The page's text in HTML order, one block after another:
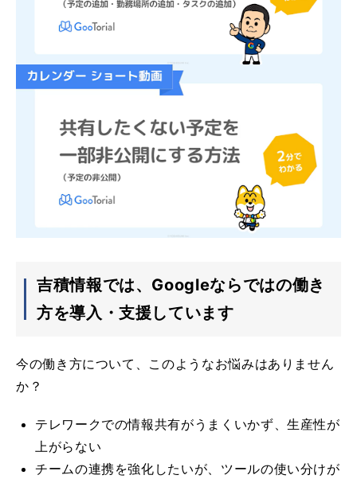
吉積情報では、Googleならではの働き
方を導入・支援しています
今の働き方について、このようなお悩みはありません
か？
テレワークでの情報共有がうまくいかず、生産性が
上がらない
チームの連携を強化したいが、ツールの使い分けが